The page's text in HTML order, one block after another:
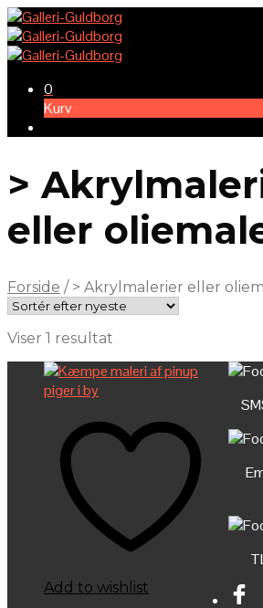
0
Kurv
>
eller
Forside /> Akrylmalerier eller
Viser 1 resultat
Add to wishlist